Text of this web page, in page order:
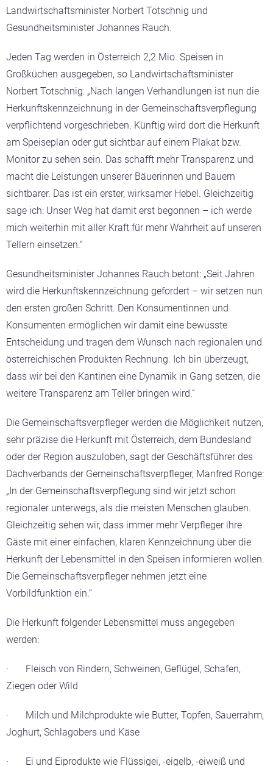
Landwirtschaftsminister Norbert Totschnig und
Gesundheitsminister Johannes Rauch.
Jeden Tag werden in Österreich 2,2 Mio. Speisen in
Großküchen ausgegeben, so Landwirtschaftsminister
Norbert Totschnig: „Nach langen Verhandlungen ist nun die
Herkunftskennzeichnung in der Gemeinschaftsverpflegung
verpflichtend vorgeschrieben. Künftig wird dort die Herkunft
am Speiseplan oder gut sichtbar auf einem Plakat bzw.
Monitor zu sehen sein. Das schafft mehr Transparenz und
macht die Leistungen unserer Bäuerinnen und Bauern
sichtbarer. Das ist ein erster, wirksamer Hebel. Gleichzeitig
sage ich: Unser Weg hat damit erst begonnen – ich werde
mich weiterhin mit aller Kraft für mehr Wahrheit auf unseren
Tellern einsetzen.“
Gesundheitsminister Johannes Rauch betont: „Seit Jahren
wird die Herkunftskennzeichnung gefordert – wir setzen nun
den ersten großen Schritt. Den Konsumentinnen und
Konsumenten ermöglichen wir damit eine bewusste
Entscheidung und tragen dem Wunsch nach regionalen und
österreichischen Produkten Rechnung. Ich bin überzeugt,
dass wir bei den Kantinen eine Dynamik in Gang setzen, die
weitere Transparenz am Teller bringen wird.“
Die Gemeinschaftsverpfleger werden die Möglichkeit nutzen,
sehr präzise die Herkunft mit Österreich, dem Bundesland
oder der Region auszuloben, sagt der Geschäftsführer des
Dachverbands der Gemeinschaftsverpfleger, Manfred Ronge:
„In der Gemeinschaftsverpflegung sind wir jetzt schon
regionaler unterwegs, als die meisten Menschen glauben.
Gleichzeitig sehen wir, dass immer mehr Verpfleger ihre
Gäste mit einer einfachen, klaren Kennzeichnung über die
Herkunft der Lebensmittel in den Speisen informieren wollen.
Die Gemeinschaftsverpfleger nehmen jetzt eine
Vorbildfunktion ein.“
Die Herkunft folgender Lebensmittel muss angegeben
werden:
· Fleisch von Rindern, Schweinen, Geflügel, Schafen,
Ziegen oder Wild
· Milch und Milchprodukte wie Butter, Topfen, Sauerrahm,
Joghurt, Schlagobers und Käse
· Ei und Eiprodukte wie Flüssigei, -eigelb, -eiweiß und